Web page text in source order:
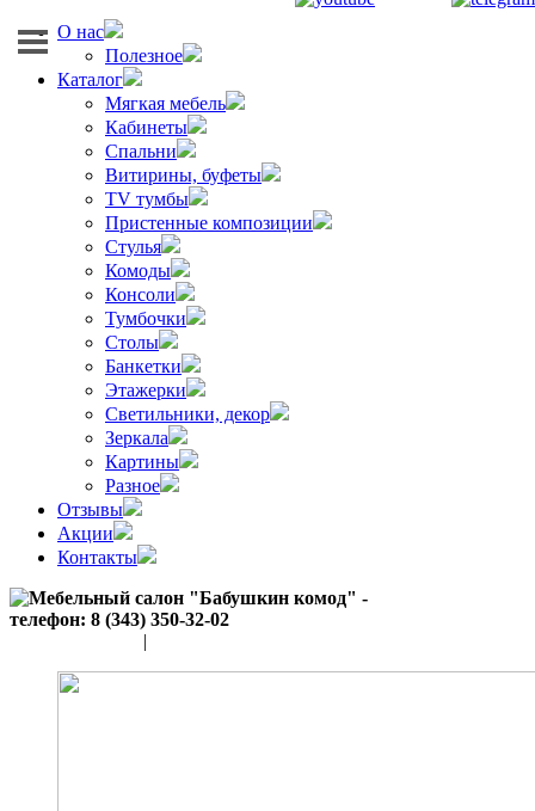
О нас
Полезное
Каталог
Мягкая мебель
Кабинеты
Спальни
Витирины, буфеты
TV тумбы
Пристенные композиции
Стулья
Комоды
Консоли
Тумбочки
Столы
Банкетки
Этажерки
Светильники, декор
Зеркала
Картины
Разное
Отзывы
Акции
Контакты
|